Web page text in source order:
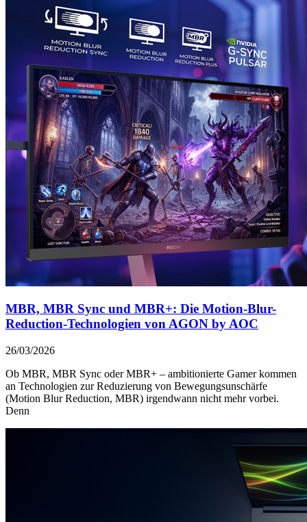
MBR, MBR Sync und MBR+: Die Motion-Blur-
Reduction-Technologien von AGON by AOC
26/03/2026
Ob MBR, MBR Sync oder MBR+ – ambitionierte Gamer kommen
an Technologien zur Reduzierung von Bewegungsunschärfe
(Motion Blur Reduction, MBR) irgendwann nicht mehr vorbei.
Denn